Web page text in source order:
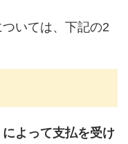
いては、下記の2
よって支払を受け